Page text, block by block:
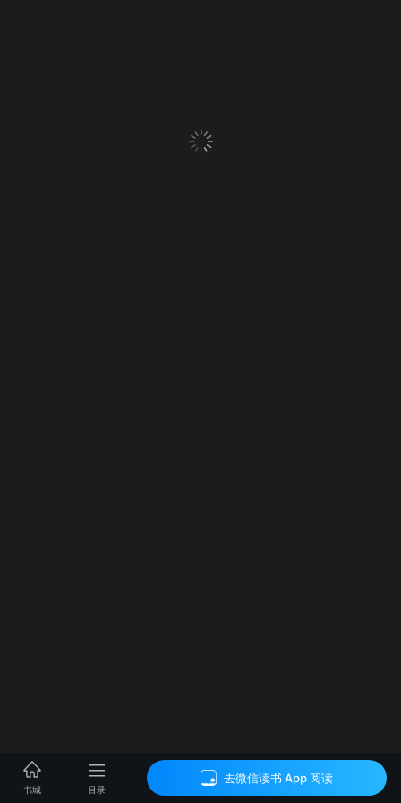
书城 目录
去微信读书 App 阅读